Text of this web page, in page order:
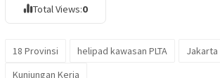
Total Views:0
18 Provinsi helipad kawasan PLTA
Jakarta
Kunjungan Kerja